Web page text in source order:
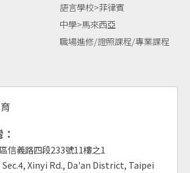
語言學校>菲律賓
中學>馬來西亞
職場進修/證照課程/專業課程
信義路四段233號11樓之1
Sec.4, Xinyi Rd., Da'an District, Taipei